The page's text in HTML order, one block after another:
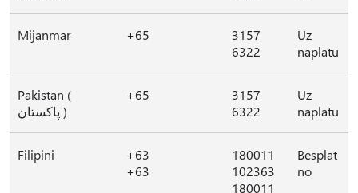
Mijanmar +65
3157
6322
Uz
naplatu
Pakistan (
پاکستان )
+65
3157
6322
Uz
naplatu
Filipini
+63
+63
180011
102363
180011
Besplat
no